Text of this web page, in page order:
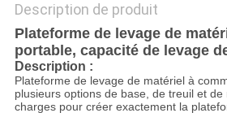
DE
CONFIDENTIALITÉ
Description de produit
Plateforme de levage de
portable, capacité de levage
Description :
Plateforme de levage de matériel à
plusieurs options de base, de treuil et de
charges pour créer exactement la